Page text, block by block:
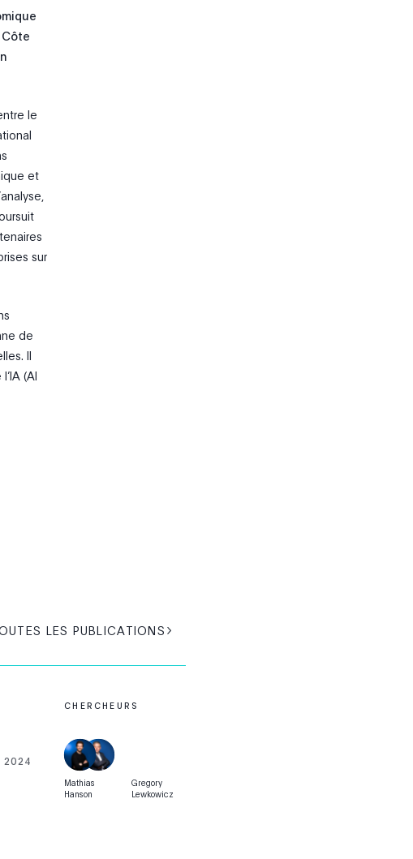
le
et
sur
de
Il
(AI
LES PUBLICATIONS
2024
CHERCHEURS
Mathias
Hanson
Gregory
Lewkowicz